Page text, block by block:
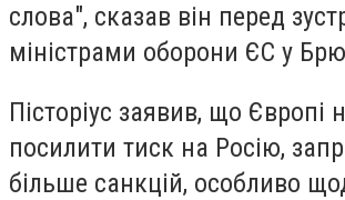
слова", сказав він перед
міністрами оборони ЄС у
Пісторіус заявив, що Європі
посилити тиск на Росію,
більше санкцій, особливо